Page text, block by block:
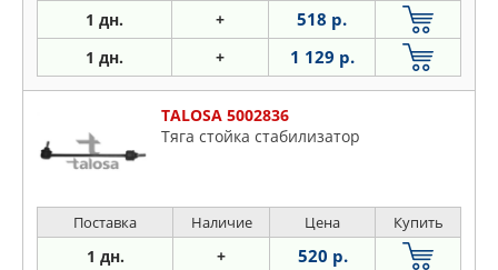
Citroen
Daewoo
Dodge
Honda
Jaguar
1 дн. + 518 р.
1 дн. + 1 129 р.
TALOSA 5002836
Тяга стойка стабилизатор
Поставка Наличие Цена Купить
1 дн. + 520 р.